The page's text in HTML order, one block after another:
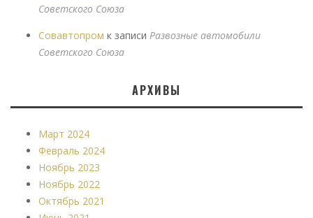
Советского Союза
Совавтопром к записи Развозные автомобили
Советского Союза
АРХИВЫ
Март 2024
Февраль 2024
Ноябрь 2023
Ноябрь 2022
Октябрь 2021